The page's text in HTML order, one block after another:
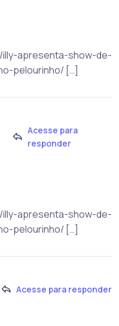
apresenta-show-de-
pelourinho/ […]
Acesse para
responder
apresenta-show-de-
pelourinho/ […]
Acesse para responder